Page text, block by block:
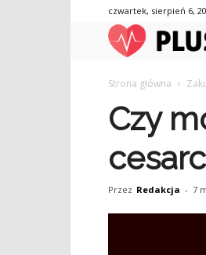
czwartek, sierpień 6,
Strona główna
Czy
Przez Redakcja - 7